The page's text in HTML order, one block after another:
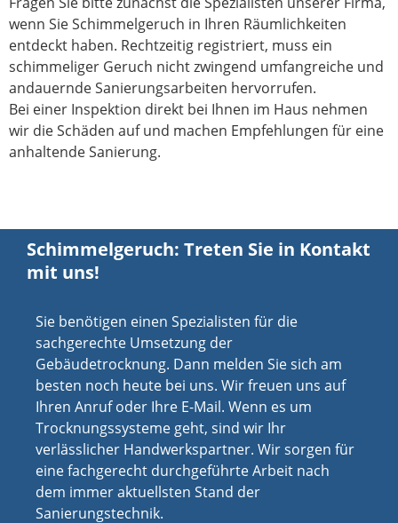
wenn Sie Schimmelgeruch in Ihren Räumlichkeiten
entdeckt haben. Rechtzeitig registriert, muss ein
schimmeliger Geruch nicht zwingend umfangreiche und
andauernde Sanierungsarbeiten hervorrufen.
Bei einer Inspektion direkt bei Ihnen im Haus nehmen
wir die Schäden auf und machen Empfehlungen für eine
anhaltende Sanierung.
Schimmelgeruch: Treten Sie in Kontakt
mit uns!
Sie benötigen einen Spezialisten für die
sachgerechte Umsetzung der
Gebäudetrocknung. Dann melden Sie sich am
besten noch heute bei uns. Wir freuen uns auf
Ihren Anruf oder Ihre E-Mail. Wenn es um
Trocknungssysteme geht, sind wir Ihr
verlässlicher Handwerkspartner. Wir sorgen für
eine fachgerecht durchgeführte Arbeit nach
dem immer aktuellsten Stand der
Sanierungstechnik.